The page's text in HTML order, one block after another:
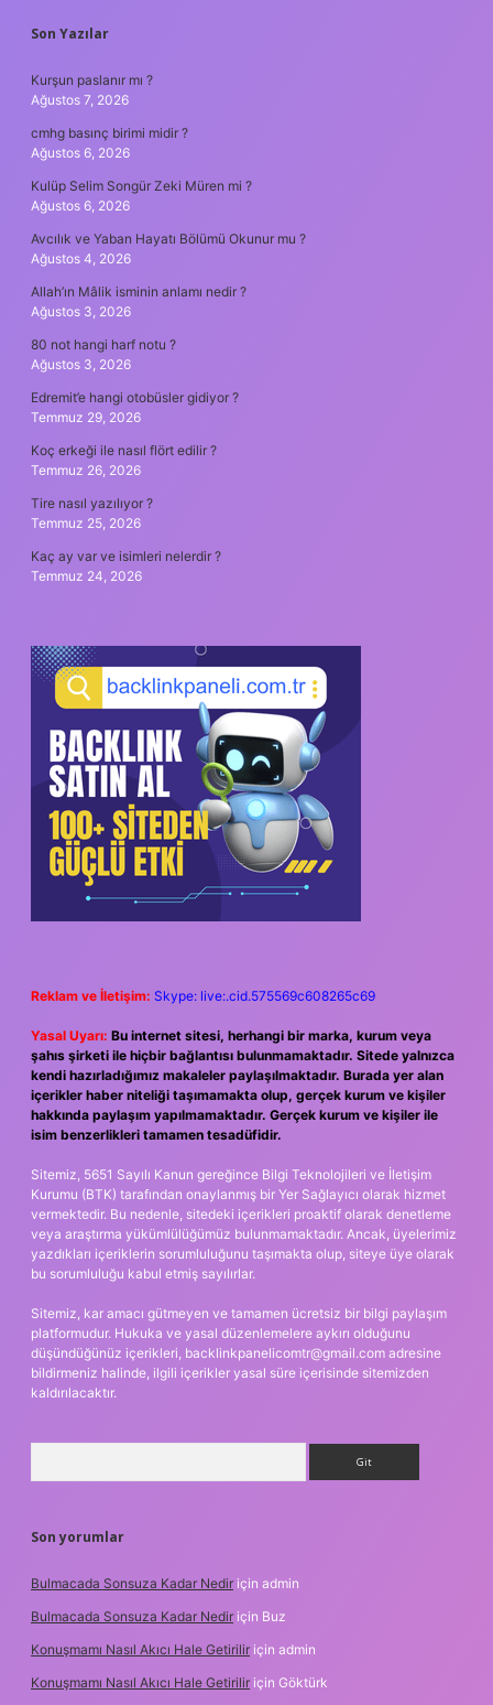
SIDEBAR
Son Yazılar
Kurşun paslanır mı ?
Ağustos 7, 2026
cmhg basınç birimi midir ?
Ağustos 6, 2026
Kulüp Selim Songür Zeki Müren mi ?
Ağustos 6, 2026
Avcılık ve Yaban Hayatı Bölümü Okunur mu ?
Ağustos 4, 2026
Allah’ın Mâlik isminin anlamı nedir ?
Ağustos 3, 2026
80 not hangi harf notu ?
Ağustos 3, 2026
Edremit’e hangi otobüsler gidiyor ?
Temmuz 29, 2026
Koç erkeği ile nasıl flört edilir ?
Temmuz 26, 2026
Tire nasıl yazılıyor ?
Temmuz 25, 2026
Kaç ay var ve isimleri nelerdir ?
Temmuz 24, 2026
Reklam ve İletişim: Skype: live:.cid.575569c608265c69
Yasal Uyarı: Bu internet sitesi, herhangi bir marka, kurum veya
şahıs şirketi ile hiçbir bağlantısı bulunmamaktadır. Sitede yalnızca
kendi hazırladığımız makaleler paylaşılmaktadır. Burada yer alan
içerikler haber niteliği taşımamakta olup, gerçek kurum ve kişiler
hakkında paylaşım yapılmamaktadır. Gerçek kurum ve kişiler ile
isim benzerlikleri tamamen tesadüfidir.
Sitemiz, 5651 Sayılı Kanun gereğince Bilgi Teknolojileri ve İletişim
Kurumu (BTK) tarafından onaylanmış bir Yer Sağlayıcı olarak hizmet
vermektedir. Bu nedenle, sitedeki içerikleri proaktif olarak denetleme
veya araştırma yükümlülüğümüz bulunmamaktadır. Ancak, üyelerimiz
yazdıkları içeriklerin sorumluluğunu taşımakta olup, siteye üye olarak
bu sorumluluğu kabul etmiş sayılırlar.
Sitemiz, kar amacı gütmeyen ve tamamen ücretsiz bir bilgi paylaşım
platformudur. Hukuka ve yasal düzenlemelere aykırı olduğunu
düşündüğünüz içerikleri, backlinkpanelicomtr@gmail.com adresine
bildirmeniz halinde, ilgili içerikler yasal süre içerisinde sitemizden
kaldırılacaktır.
Son yorumlar
Bulmacada Sonsuza Kadar Nedir için admin
Bulmacada Sonsuza Kadar Nedir için Buz
Konuşmamı Nasıl Akıcı Hale Getirilir için admin
Konuşmamı Nasıl Akıcı Hale Getirilir için Göktürk